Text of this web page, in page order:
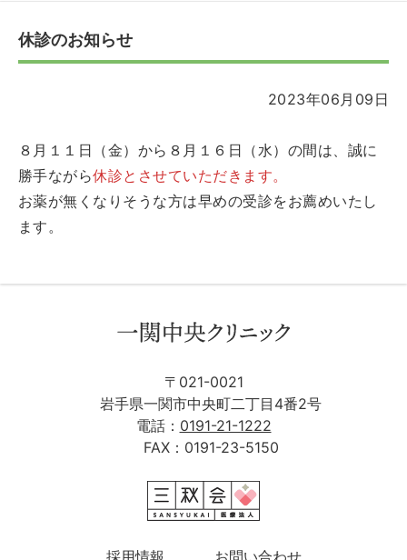
休診のお知らせ
2023年06月09日
８月１１日（金）から８月１６日（水）の間は、 誠に
勝手ながら休診とさせていただきます。
お薬が無くなりそうな方は早めの受診をお薦めいたし
ます。
〒021-0021
岩手県一関市中央町二丁目4番2号
電話： 0191-21-1222
FAX：0191-23-5150